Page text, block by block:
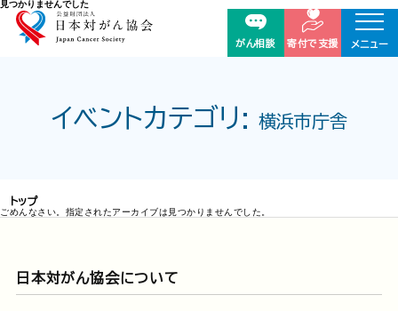
がん相談 寄付で支援 メニュー
イベントカテゴリ: 横浜市庁舎
トップ
見つかりませんでした
ごめんなさい。指定されたアーカイブは見つかりませんでした。
日本対がん協会について